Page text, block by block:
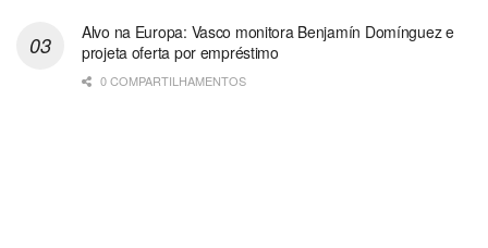
Alvo na Europa: Vasco monitora Benjamín Domínguez e
projeta oferta por empréstimo
0 COMPARTILHAMENTOS